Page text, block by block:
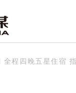
全程四晚五星住宿